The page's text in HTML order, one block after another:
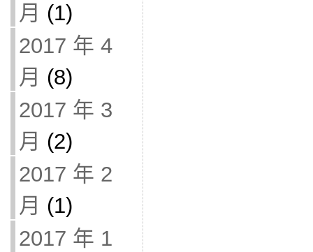
月 (1)
2017 年 4
月 (8)
2017 年 3
月 (2)
2017 年 2
月 (1)
2017 年 1